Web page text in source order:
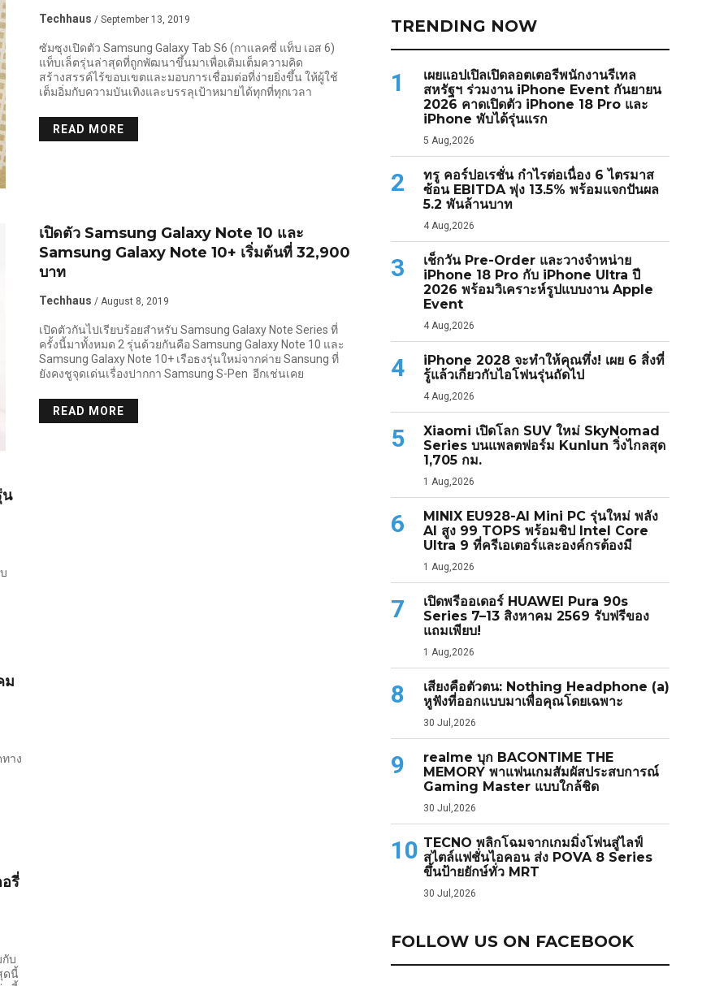
Techhaus / September 13, 2019
ซัมซุงเปิดตัว Samsung Galaxy Tab S6 (กาแลคซี่ แท็บ เอส 6)
แท็บเล็ตรุ่นล่าสุดที่ถูกพัฒนาขึ้นมาเพื่อเติมเต็มความคิด
สร้างสรรค์ไร้ขอบเขตและมอบการเชื่อมต่อที่ง่ายยิ่งขึ้น ให้ผู้ใช้
เต็มอิ่มกับความบันเทิงและบรรลุเป้าหมายได้ทุกที่ทุกเวลา
READ MORE
เปิดตัว Samsung Galaxy Note 10 และ
Samsung Galaxy Note 10+ เริ่มต้นที่ 32,900
บาท
Techhaus / August 8, 2019
เปิดตัวกันไปเรียบร้อยสำหรับ Samsung Galaxy Note Series ที่
ครั้งนี้มาทั้งหมด 2 รุ่นด้วยกันคือ Samsung Galaxy Note 10 และ
Samsung Galaxy Note 10+ เรือธงรุ่นใหม่จากค่าย Sansung ที่
ยังคงชูจุดเด่นเรื่องปากกา Samsung S-Pen อีกเช่นเคย
READ MORE
น
ม
าง
รี่
กับ
ดนี้
TRENDING NOW
1
เผยแอปเปิลเปิดลอตเตอรีพนักงานรีเทล
สหรัฐฯ ร่วมงาน iPhone Event กันยายน
2026 คาดเปิดตัว iPhone 18 Pro และ
iPhone พับได้รุ่นแรก
5 Aug,2026
2
ทรู คอร์ปอเรชั่น กำไรต่อเนื่อง 6 ไตรมาส
ซ้อน EBITDA พุ่ง 13.5% พร้อมแจกปันผล
5.2 พันล้านบาท
4 Aug,2026
3
เช็กวัน Pre-Order และวางจำหน่าย
iPhone 18 Pro กับ iPhone Ultra ปี
2026 พร้อมวิเคราะห์รูปแบบงาน Apple
Event
4 Aug,2026
4
iPhone 2028 จะทำให้คุณทึ่ง! เผย 6 สิ่งที่
รู้แล้วเกี่ยวกับไอโฟนรุ่นถัดไป
4 Aug,2026
5
Xiaomi เปิดโลก SUV ใหม่ SkyNomad
Series บนแพลตฟอร์ม Kunlun วิ่งไกลสุด
1,705 กม.
1 Aug,2026
6
MINIX EU928-AI Mini PC รุ่นใหม่ พลัง
AI สูง 99 TOPS พร้อมชิป Intel Core
Ultra 9 ที่ครีเอเตอร์และองค์กรต้องมี
1 Aug,2026
7
เปิดพรีออเดอร์ HUAWEI Pura 90s
Series 7–13 สิงหาคม 2569 รับฟรีของ
แถมเพียบ!
1 Aug,2026
8
เสียงคือตัวตน: Nothing Headphone (a)
หูฟังที่ออกแบบมาเพื่อคุณโดยเฉพาะ
30 Jul,2026
9
realme บุก BACONTIME THE
MEMORY พาแฟนเกมสัมผัสประสบการณ์
Gaming Master แบบใกล้ชิด
30 Jul,2026
10 TECNO พลิกโฉมจากเกมมิ่งโฟนสู่ไลฟ์
สไตล์แฟชั่นไอคอน ส่ง POVA 8 Series
ขึ้นป้ายยักษ์ทั่ว MRT
30 Jul,2026
FOLLOW US ON FACEBOOK